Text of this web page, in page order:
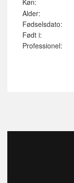
Køn:
Alder:
Fødselsdato:
Født i:
Professionel: